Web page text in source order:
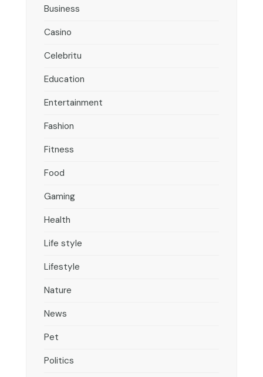
Business
Casino
Celebritu
Education
Entertainment
Fashion
Fitness
Food
Gaming
Health
Life style
Lifestyle
Nature
News
Pet
Politics